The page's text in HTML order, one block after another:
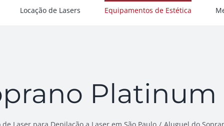
Locação de Lasers Equipamentos de Estética
Platinum